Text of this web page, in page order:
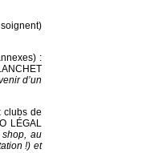
:
d’un
clubs de
LÉGAL
au
!) et